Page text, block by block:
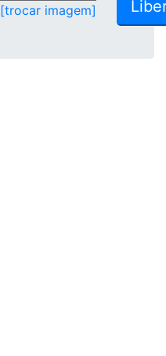
[trocar imagem]